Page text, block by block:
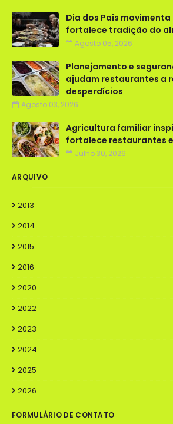
Dia dos Pais
fortalece tradição do
Agosto 05, 2026
Planejamento e
ajudam restaurantes a
desperdícios
Agosto 03, 2026
Agricultura familiar
fortalece restaurantes
Julho 30, 2026
ARQUIVO
2013
2014
2015
2016
2020
2022
2023
2024
2025
2026
FORMULÁRIO DE CONTATO